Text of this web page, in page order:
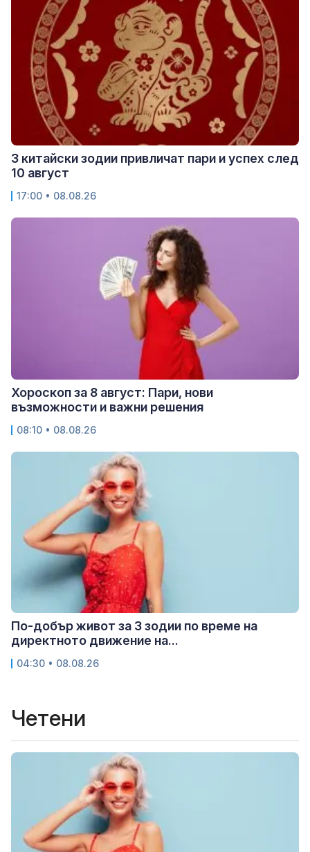
3 китайски зодии привличат пари и успех след
10 август
17:00 • 08.08.26
Хороскоп за 8 август: Пари, нови
възможности и важни решения
08:10 • 08.08.26
По-добър живот за 3 зодии по време на
директното движение на...
04:30 • 08.08.26
Четени